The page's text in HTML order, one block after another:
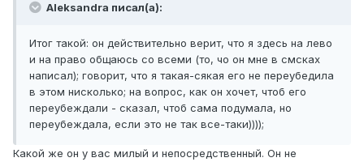
Aleksandra писал(а):
Итог такой: он действительно верит, что я здесь на лево
и на право общаюсь со всеми (то, чо он мне в смсках
написал); говорит, что я такая-сякая его не переубедила
в этом нисколько; на вопрос, как он хочет, чтоб его
переубеждали - сказал, чтоб сама подумала, но
переубеждала, если это не так все-таки))));
Какой же он у вас милый и непосредственный. Он не